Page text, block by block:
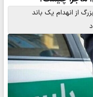
از انهدام یک باند